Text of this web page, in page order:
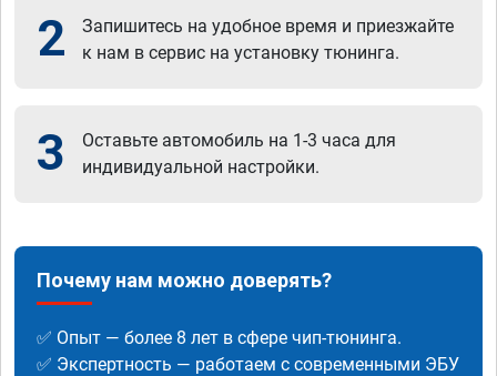
2
Запишитесь на удобное время и приезжайте
к нам в сервис на установку тюнинга.
3
Оставьте автомобиль на 1-3 часа для
индивидуальной настройки.
Почему нам можно доверять?
✅ Опыт — более 8 лет в сфере чип-тюнинга.
✅ Экспертность — работаем с современными ЭБУ